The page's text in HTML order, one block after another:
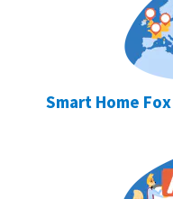
Smart Home Fox